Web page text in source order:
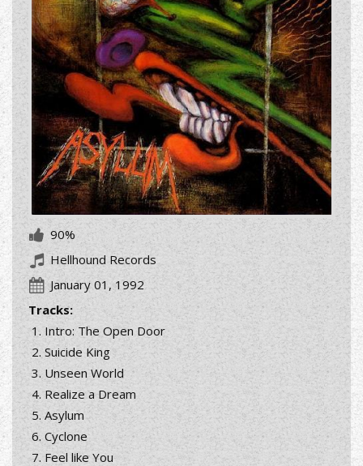
90%
Hellhound Records
January 01, 1992
Tracks:
Intro: The Open Door
Suicide King
Unseen World
Realize a Dream
Asylum
Cyclone
Feel like You